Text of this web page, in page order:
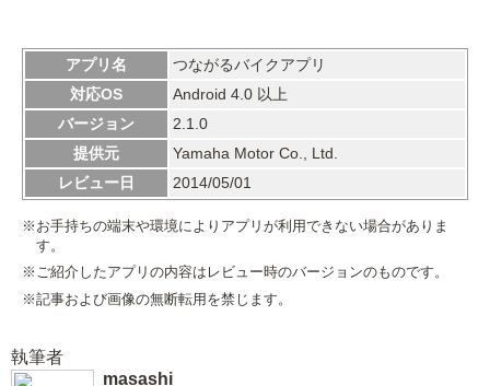
アプリ名
つながるバイクアプリ
対応OS
Android 4.0 以上
バージョン
2.1.0
提供元
Yamaha Motor Co., Ltd.
レビュー日
2014/05/01
※お手持ちの端末や環境によりアプリが利用できない場合がありま
す。
※ご紹介したアプリの内容はレビュー時のバージョンのものです。
※記事および画像の無断転用を禁じます。
執筆者
masashi